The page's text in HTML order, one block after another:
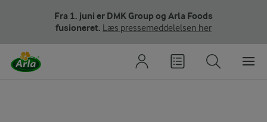
Fra 1. juni er DMK Group og Arla Foods
fusioneret. Læs pressemeddelelsen her